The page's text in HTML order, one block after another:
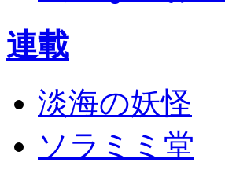
連載
淡海の妖怪
ソラミミ堂